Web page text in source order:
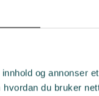
og annonser
du bruker